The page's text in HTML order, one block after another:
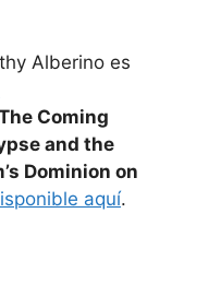
Alberino es
Coming
and the
Dominion on
aquí.